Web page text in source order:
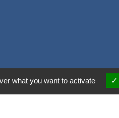
what you want to activate